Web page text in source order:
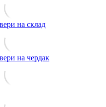
на склад
на чердак